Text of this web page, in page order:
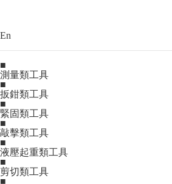
En
■
測量類工具
■
扳鉗類工具
■
緊固類工具
■
敲擊類工具
■
液壓起重類工具
■
剪切類工具
■